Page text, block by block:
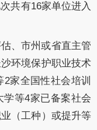
共有16家单位进入
、市州或省直主管
环境保护职业技术
家全国性社会培训
等4家已备案社会
（工种）或提升等